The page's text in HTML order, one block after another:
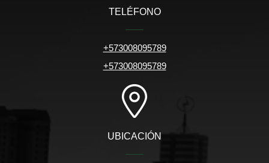
TELÉFONO
+573008095789
+573008095789
UBICACIÓN